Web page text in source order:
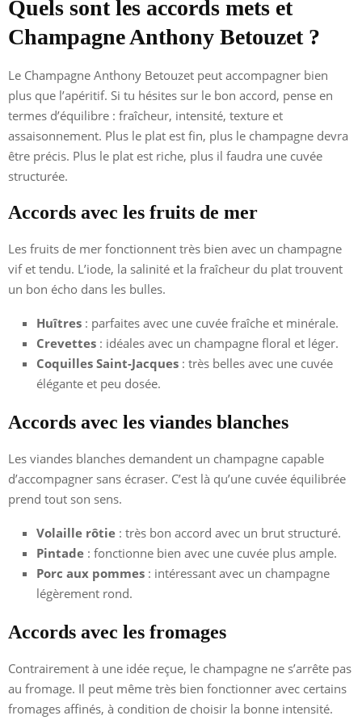
Quels sont les accords mets et
Champagne Anthony Betouzet ?
Le Champagne Anthony Betouzet peut accompagner bien
plus que l’apéritif. Si tu hésites sur le bon accord, pense en
termes d’équilibre : fraîcheur, intensité, texture et
assaisonnement. Plus le plat est fin, plus le champagne devra
être précis. Plus le plat est riche, plus il faudra une cuvée
structurée.
Accords avec les fruits de mer
Les fruits de mer fonctionnent très bien avec un champagne
vif et tendu. L’iode, la salinité et la fraîcheur du plat trouvent
un bon écho dans les bulles.
Huîtres : parfaites avec une cuvée fraîche et minérale.
Crevettes : idéales avec un champagne floral et léger.
Coquilles Saint-Jacques : très belles avec une cuvée
élégante et peu dosée.
Accords avec les viandes blanches
Les viandes blanches demandent un champagne capable
d’accompagner sans écraser. C’est là qu’une cuvée équilibrée
prend tout son sens.
Volaille rôtie : très bon accord avec un brut structuré.
Pintade : fonctionne bien avec une cuvée plus ample.
Porc aux pommes : intéressant avec un champagne
légèrement rond.
Accords avec les fromages
Contrairement à une idée reçue, le champagne ne s’arrête pas
au fromage. Il peut même très bien fonctionner avec certains
fromages affinés, à condition de choisir la bonne intensité.